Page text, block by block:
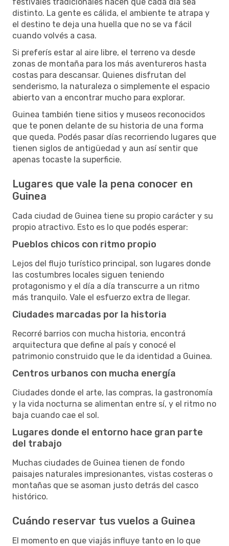
distinto. La gente es cálida, el ambiente te atrapa y
el destino te deja una huella que no se va fácil
cuando volvés a casa.
Si preferís estar al aire libre, el terreno va desde
zonas de montaña para los más aventureros hasta
costas para descansar. Quienes disfrutan del
senderismo, la naturaleza o simplemente el espacio
abierto van a encontrar mucho para explorar.
Guinea también tiene sitios y museos reconocidos
que te ponen delante de su historia de una forma
que queda. Podés pasar días recorriendo lugares que
tienen siglos de antigüedad y aun así sentir que
apenas tocaste la superficie.
Lugares que vale la pena conocer en
Guinea
Cada ciudad de Guinea tiene su propio carácter y su
propio atractivo. Esto es lo que podés esperar:
Pueblos chicos con ritmo propio
Lejos del flujo turístico principal, son lugares donde
las costumbres locales siguen teniendo
protagonismo y el día a día transcurre a un ritmo
más tranquilo. Vale el esfuerzo extra de llegar.
Ciudades marcadas por la historia
Recorré barrios con mucha historia, encontrá
arquitectura que define al país y conocé el
patrimonio construido que le da identidad a Guinea.
Centros urbanos con mucha energía
Ciudades donde el arte, las compras, la gastronomía
y la vida nocturna se alimentan entre sí, y el ritmo no
baja cuando cae el sol.
Lugares donde el entorno hace gran parte
del trabajo
Muchas ciudades de Guinea tienen de fondo
paisajes naturales impresionantes, vistas costeras o
montañas que se asoman justo detrás del casco
histórico.
Cuándo reservar tus vuelos a Guinea
El momento en que viajás influye tanto en lo que